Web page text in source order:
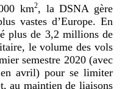
km2, la DSNA gère
vastes d’Europe. En
plus de 3,2 millions de
le volume des vols
semestre 2020 (avec
avril) pour se limiter
au maintien de liaisons